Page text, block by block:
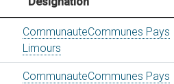
CommunauteCommunes Pays
Limours
CommunauteCommunes Pays